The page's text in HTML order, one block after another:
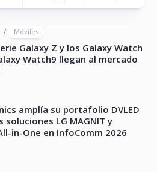
/ Móviles
Galaxy Z y los Galaxy Watch
Watch9 llegan al mercado
amplía su portafolio DVLED
soluciones LG MAGNIT y
in-One en InfoComm 2026